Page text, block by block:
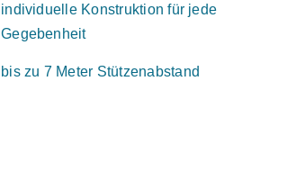
individuelle Konstruktion für jede
Gegebenheit
bis zu 7 Meter Stützenabstand